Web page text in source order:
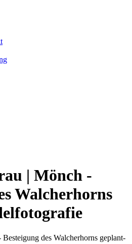
| Mönch -
Walcherhorns